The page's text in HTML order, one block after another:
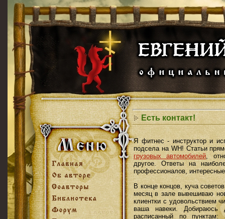
Есть контакт!
Я фитнес - инструктор и
подсела на WH! Статьи
грузовых автомобилей,
другое. Ответы на
профессионалов,
В конце концов, куча
месяц в зале вывешиваю
клиентки с удовольствием
ваша навеки.
расписанный по пунктам: